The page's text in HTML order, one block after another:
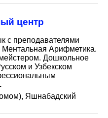
центр
с преподавателями
Арифметика.
Дошкольное
и Узбекском
Яшнабадский